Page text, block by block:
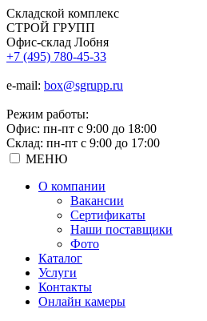
Складской комплекс
СТРОЙ ГРУПП
Офис-склад Лобня
+7 (495) 780-45-33
e-mail: box@sgrupp.ru
Режим работы:
Офис: пн-пт с 9:00 до 18:00
Склад: пн-пт с 9:00 до 17:00
МЕНЮ
О компании
Вакансии
Сертификаты
Наши поставщики
Фото
Каталог
Услуги
Контакты
Онлайн камеры